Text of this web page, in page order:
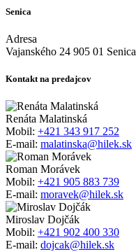
Senica
Adresa
Vajanského 24 905 01 Senica
Kontakt na predajcov
Renáta Malatinská
Mobil: +421 343 917 252
E-mail: malatinska@hilek.sk
Roman Morávek
Mobil: +421 905 883 739
E-mail: moravek@hilek.sk
Miroslav Dojčák
Mobil: +421 902 400 330
E-mail: dojcak@hilek.sk